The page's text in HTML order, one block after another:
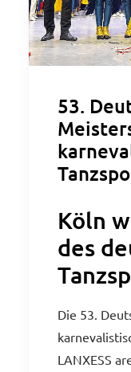
53.
Köln
des
Die 53.
LANXESS